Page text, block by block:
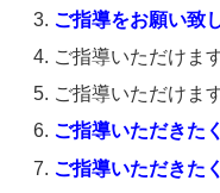
ご指導をお願い致
ご指導いただけま
ご指導いただけま
ご指導いただきた
ご指導いただきた